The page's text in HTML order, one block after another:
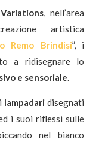
, nell’area
artistica
Remo Brindisi”, i
a ridisegnare lo
e sensoriale.
lampadari disegnati
i suoi riflessi sulle
nel bianco